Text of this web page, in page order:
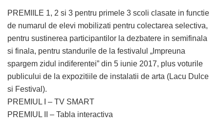
PREMIILE 1, 2 si 3 pentru primele 3 scoli clasate in functie
de numarul de elevi mobilizati pentru colectarea selectiva,
pentru sustinerea participantilor la dezbatere in semifinala
si finala, pentru standurile de la festivalul „Impreuna
spargem zidul indiferentei” din 5 iunie 2017, plus voturile
publicului de la expozitiile de instalatii de arta (Lacu Dulce
si Festival).
PREMIUL I – TV SMART
PREMIUL II – Tabla interactiva